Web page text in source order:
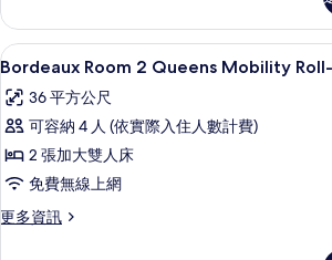
相
片
Suite
King
的
情
顯
示
Bordeaux
Room
2
Queens
Mobility
高級寢具、
4
Bordeaux Room 2 Queens Mobility
36 平方公尺
可容納 4 人 (依實際入住人數計費)
2 張加大雙人床
免費無線上網
更多資訊
更